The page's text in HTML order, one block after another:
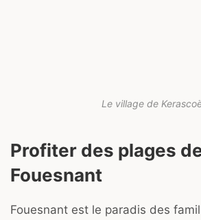
Le village de
Profiter des plages
Fouesnant
Fouesnant est le paradis des